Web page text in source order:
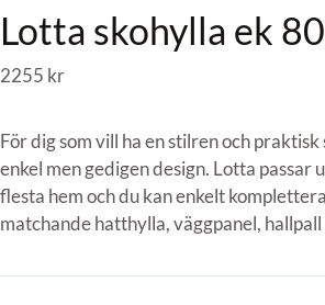
Lotta skohylla ek
2255 kr
För dig som vill ha en stilren och praktisk
enkel men gedigen design. Lotta passar
flesta hem och du kan enkelt
matchande hatthylla, väggpanel,